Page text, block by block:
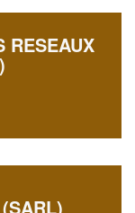
RESEAUX